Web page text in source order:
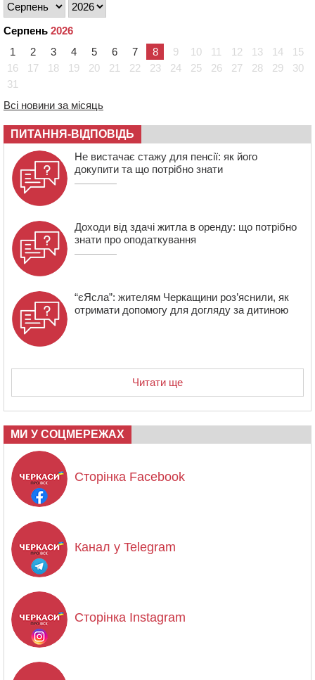
15:39 На честь загиблого захисника і чемпіона світу в
Черкасах відкрили спортивно-реабілітаційний центр
15:05
На Звенигородщині, попри заборону міськради,
проведуть “Ше.Fest”
14:31
зерна нового врожаю
13:40 На Кам’янщині сталася масштабна пожежа
сміттєзвалища
Серпень 2026
1
2 3 4 5 6 7 8 9 10 11 12 13 14
15
16
17 18 19 20 21 22 23 24 25 26 27 28 29
30
31
Всі новини за місяць
ПИТАННЯ-ВІДПОВІДЬ
Не вистачає стажу для пенсії: як його
докупити та що потрібно знати
Доходи від здачі житла в оренду: що потрібно
знати про оподаткування
“єЯсла”: жителям Черкащини роз’яснили, як
отримати допомогу для догляду за дитиною
Читати ще
МИ У СОЦМЕРЕЖАХ
Сторінка Facebook
Канал у Telegram
Сторінка Instagram